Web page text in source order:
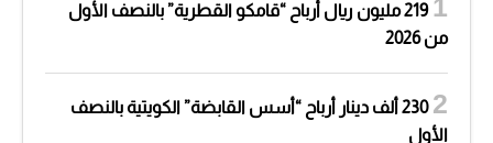
219 مليون ريال أرباح “قامكو القطرية” بالنصف الأول
من 2026
230 ألف دينار أرباح “أسس القابضة” الكويتية بالنصف
الأول